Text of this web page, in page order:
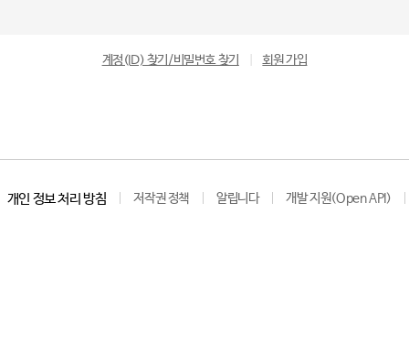
계정(ID) 찾기/비밀번호 찾기 회원 가입
개인 정보 처리 방침 저작권 정책 알립니다 개발 지원(Open API)